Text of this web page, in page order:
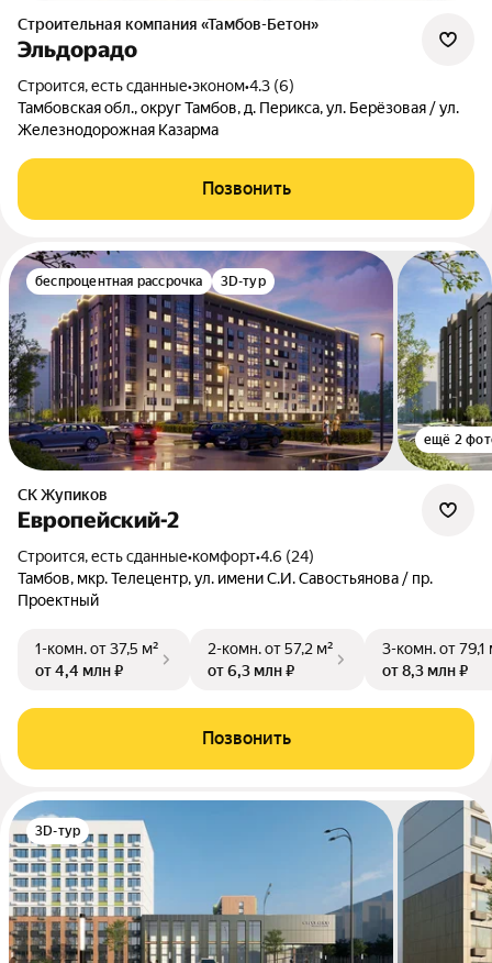
Строительная компания «Тамбов-Бетон»
Эльдорадо
Строится, есть сданные•эконом•4.3 (6)
Тамбовская обл., округ Тамбов, д. Перикса, ул. Берёзовая / ул.
Железнодорожная Казарма
Позвонить
беспроцентная рассрочка 3D-тур
ещё 2
СК Жупиков
Европейский-2
Строится, есть сданные•комфорт•4.6 (24)
Тамбов, мкр. Телецентр, ул. имени С.И. Савостьянова / пр.
Проектный
1-комн.от 37,5 м²
от 4,4 млн ₽
2-комн.от 57,2 м²
от 6,3 млн ₽
3-комн.от 79,1
от 8,3 млн ₽
Позвонить
3D-тур